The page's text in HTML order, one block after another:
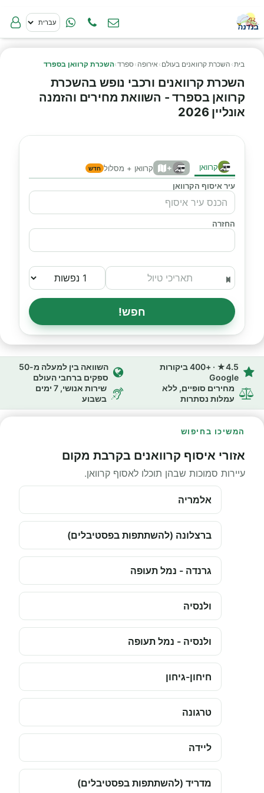
בית› השכרת קרוואנים בעולם › אירופה ›ספרד›השכרת קרוואן בספרד
השכרת קרוואנים ורכבי נופש בהשכרת
קרוואן בספרד - השוואת מחירים והזמנה
אונליין 2026
קרוואן + קרוואן + מסלול חדש
עיר איסוף הקרוואן
החזרה
חפש!
4.5★ · +400 ביקורות
Google
השוואה בין למעלה מ-50
ספקים ברחבי העולם
מחירים סופיים, ללא
עמלות נסתרות
שירות אנושי, 7 ימים
בשבוע
המשיכו בחיפוש
אזורי איסוף קרוואנים בקרבת מקום
עיירות סמוכות שבהן תוכלו לאסוף קרוואן.
אלמריה
ברצלונה (להשתתפות בפסטיבלים)
גרנדה - נמל תעופה
ולנסיה
ולנסיה - נמל תעופה
חיחון-גיחון
טרגונה
ליידה
מדריד (להשתתפות בפסטיבלים)